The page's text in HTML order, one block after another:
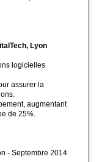
Lyon
logicielles
assurer la
augmentant
de 25%.
- Septembre 2014